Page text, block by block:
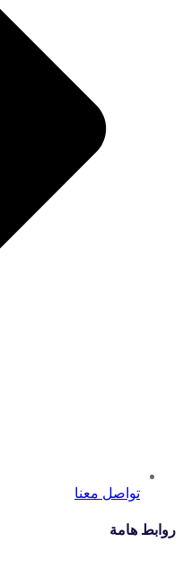
تواصل معنا
روابط هامة